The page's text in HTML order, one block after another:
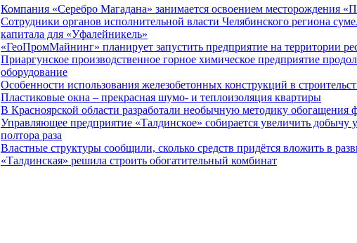
Компания «Серебро Магадана» занимается освоением месторождения
Сотрудники органов исполнительной власти Челябинского региона
капитала для «Уфалейникель»
«ГеоПромМайнинг» планирует запустить предприятие на территории
Приаргунское производственное горное химическое предприятие
оборудование
Особенности использования железобетонных конструкций в
Пластиковые окна – прекрасная шумо- и теплоизоляция квартиры
В Красноярской области разработали необычную методику обогащения
Управляющее предприятие «Талдинское» собирается увеличить добычу
полтора раза
Властные структуры сообщили, сколько средств придётся вложить в
«Талдинская» решила строить обогатительный комбинат